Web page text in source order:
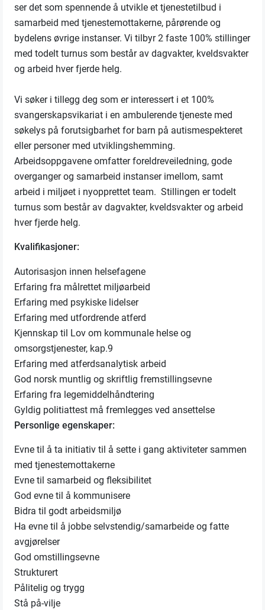
ser det som spennende å utvikle et tjenestetilbud i
samarbeid med tjenestemottakerne, pårørende og
bydelens øvrige instanser. Vi tilbyr 2 faste 100% stillinger
med todelt turnus som består av dagvakter, kveldsvakter
og arbeid hver fjerde helg.
Vi søker i tillegg deg som er interessert i et 100%
svangerskapsvikariat i en ambulerende tjeneste med
søkelys på forutsigbarhet for barn på autismespekteret
eller personer med utviklingshemming.
Arbeidsoppgavene omfatter foreldreveiledning, gode
overganger og samarbeid instanser imellom, samt
arbeid i miljøet i nyopprettet team. Stillingen er todelt
turnus som består av dagvakter, kveldsvakter og arbeid
hver fjerde helg.
Kvalifikasjoner:
Autorisasjon innen helsefagene
Erfaring fra målrettet miljøarbeid
Erfaring med psykiske lidelser
Erfaring med utfordrende atferd
Kjennskap til Lov om kommunale helse og
omsorgstjenester, kap.9
Erfaring med atferdsanalytisk arbeid
God norsk muntlig og skriftlig fremstillingsevne
Erfaring fra legemiddelhåndtering
Gyldig politiattest må fremlegges ved ansettelse
Personlige egenskaper:
Evne til å ta initiativ til å sette i gang aktiviteter sammen
med tjenestemottakerne
Evne til samarbeid og fleksibilitet
God evne til å kommunisere
Bidra til godt arbeidsmiljø
Ha evne til å jobbe selvstendig/samarbeide og fatte
avgjørelser
God omstillingsevne
Strukturert
Pålitelig og trygg
Stå på-vilje